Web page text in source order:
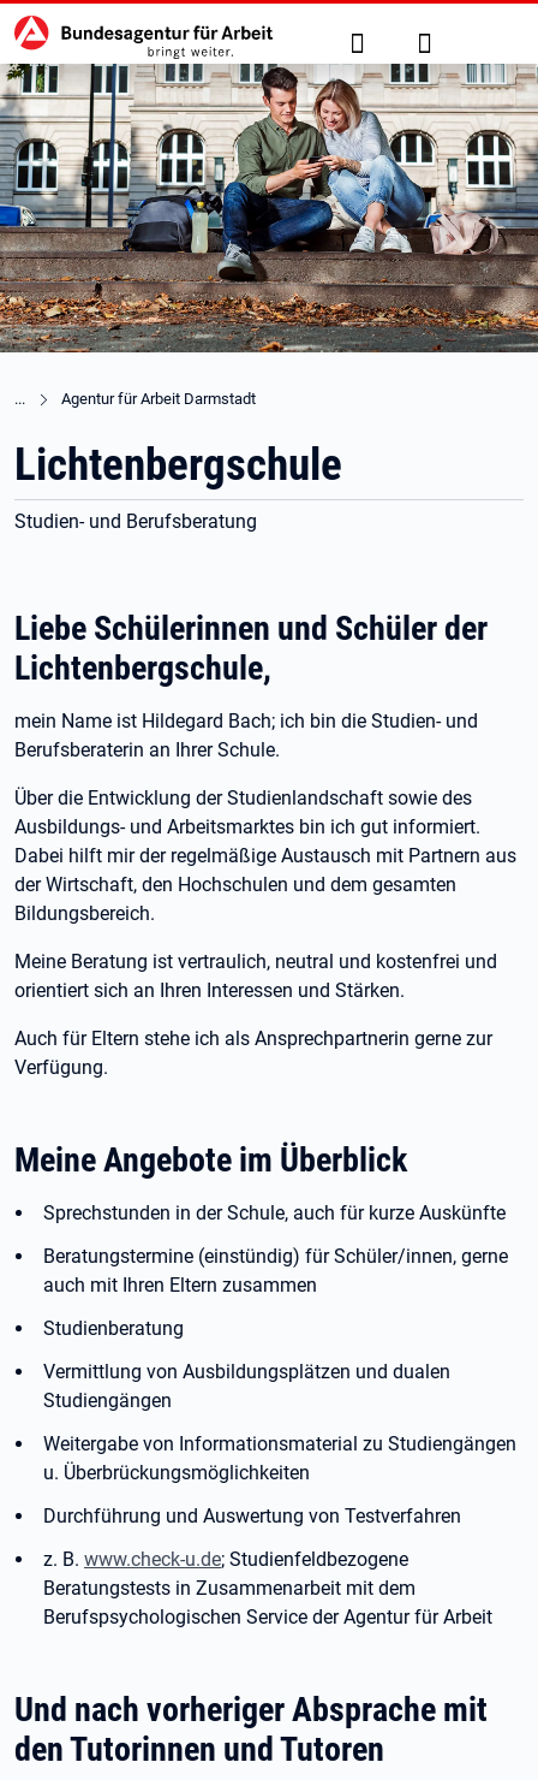
zu den Hauptinhalten springen
Hauptnavigation Suche Anmelden
Agentur für Arbeit Darmstadt
Lichtenbergschule
Studien- und Berufsberatung
Liebe Schülerinnen und Schüler der
Lichtenbergschule,
mein Name ist Hildegard Bach; ich bin die Studien- und
Berufsberaterin an Ihrer Schule.
Über die Entwicklung der Studienlandschaft sowie des
Ausbildungs- und Arbeitsmarktes bin ich gut informiert.
Dabei hilft mir der regelmäßige Austausch mit Partnern aus
der Wirtschaft, den Hochschulen und dem gesamten
Bildungsbereich.
Meine Beratung ist vertraulich, neutral und kostenfrei und
orientiert sich an Ihren Interessen und Stärken.
Auch für Eltern stehe ich als Ansprechpartnerin gerne zur
Verfügung.
Meine Angebote im Überblick
Sprechstunden in der Schule, auch für kurze Auskünfte
Beratungstermine (einstündig) für Schüler/innen, gerne
auch mit Ihren Eltern zusammen
Studienberatung
Vermittlung von Ausbildungsplätzen und dualen
Studiengängen
Weitergabe von Informationsmaterial zu Studiengängen
u. Überbrückungsmöglichkeiten
Durchführung und Auswertung von Testverfahren
z. B. www.check-u.de; Studienfeldbezogene
Beratungstests in Zusammenarbeit mit dem
Berufspsychologischen Service der Agentur für Arbeit
Und nach vorheriger Absprache mit
den Tutorinnen und Tutoren